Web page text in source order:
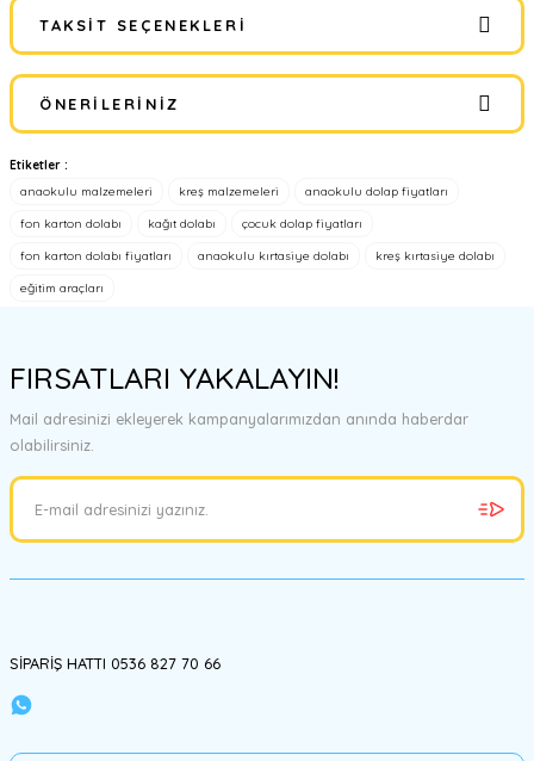
Bu ürüne ilk yorumu siz yapın!
Yorum Yaz
TAKSIT SEÇENEKLERI
ÖNERILERINIZ
Bu ürünün fiyat bilgisi, resim, ürün açıklamalarında ve diğer
konularda yetersiz gördüğünüz noktaları öneri formunu kullanarak
tarafımıza iletebilirsiniz.
Ürün bilgilerinde hatalar bulunuyor.
Bu ürüne benzer farklı alternatifler olmalı.
Etiketler :
anaokulu malzemeleri
kreş malzemeleri anaokulu dolap fiyatları
fon karton dolabı kağıt dolabı çocuk dolap fiyatları
fon karton dolabı fiyatları anaokulu kırtasiye dolabı kreş kırtasiye dolabı
eğitim araçları
FIRSATLARI YAKALAYIN!
Mail adresinizi ekleyerek kampanyalarımızdan anında haberdar
olabilirsiniz.
SİPARİŞ HATTI 0536 827 70 66